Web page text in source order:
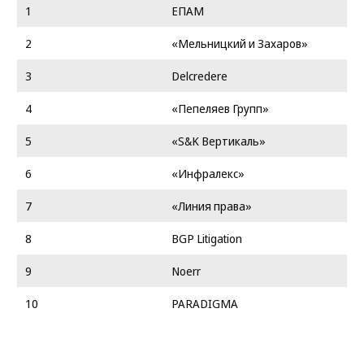
1
ЕПАМ
2
«Мельницкий и Захаров»
3
Delcredere
4
«Пепеляев Групп»
5
«S&K Вертикаль»
6
«Инфралекс»
7
«Линия права»
8
BGP Litigation
9
Noerr
10
PARADIGMA